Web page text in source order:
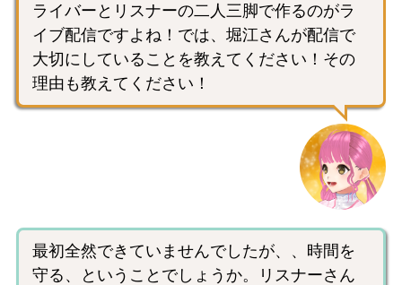
ライバーとリスナーの二人三脚で作るのがラ
イブ配信ですよね！では、堀江さんが配信で
大切にしていることを教えてください！その
理由も教えてください！
最初全然できていませんでしたが、、時間を
守る、ということでしょうか。リスナーさん